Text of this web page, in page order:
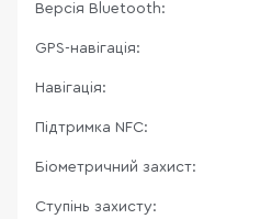
Версія Bluetooth:
GPS-навігація:
Навігація:
Підтримка NFC:
Біометричний захист:
Ступінь захисту: